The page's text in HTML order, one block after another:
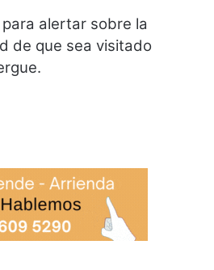
alertar sobre la
de que sea visitado